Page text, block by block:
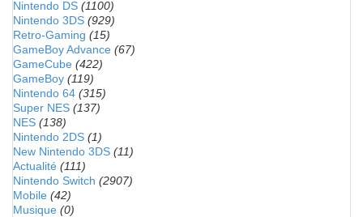
Nintendo DS (1100)
Nintendo 3DS (929)
Retro-Gaming (15)
GameBoy Advance (67)
GameCube (422)
GameBoy (119)
Nintendo 64 (315)
Super NES (137)
NES (138)
Nintendo 2DS (1)
New Nintendo 3DS (11)
Actualité (111)
Nintendo Switch (2907)
Mobile (42)
Musique (0)